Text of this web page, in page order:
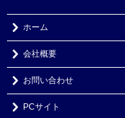
ホーム
会社概要
お問い合わせ
PCサイト